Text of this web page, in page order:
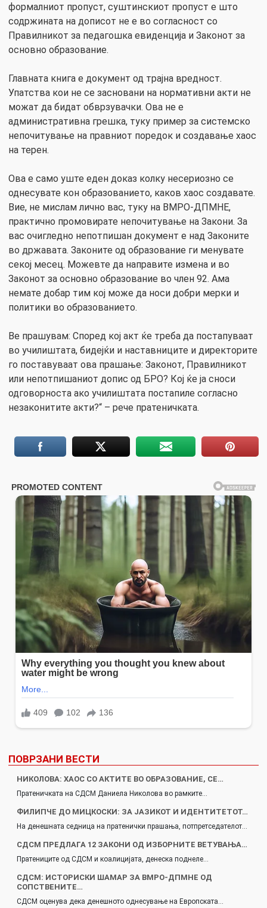
формалниот пропуст, суштинскиот пропуст е што
содржината на дописот не е во согласност со
Правилникот за педагошка евиденција и Законот за
основно образование.
Главната книга е документ од трајна вредност.
Упатства кои не се засновани на нормативни акти не
можат да бидат обврзувачки. Ова не е
административна грешка, туку пример за системско
непочитување на правниот поредок и создавање хаос
на терен.
Ова е само уште еден доказ колку несериозно се
однесувате кон образованието, каков хаос создавате.
Вие, не мислам лично вас, туку на ВМРО-ДПМНЕ,
практично промовирате непочитување на Закони. За
вас очигледно непотпишан документ е над Законите
во државата. Законите од образование ги менувате
секој месец. Можевте да направите измена и во
Законот за основно образование во член 92. Ама
немате добар тим кој може да носи добри мерки и
политики во образованието.
Ве прашувам: Според кој акт ќе треба да постапуваат
во училиштата, бидејќи и наставниците и директорите
го поставуваат ова прашање: Законот, Правилникот
или непотпишаниот допис од БРО? Кој ќе ја сноси
одговорноста ако училиштата постапиле согласно
незаконитите акти?“ – рече пратеничката.
ПОВРЗАНИ ВЕСТИ
НИКОЛОВА: ХАОС СО АКТИТЕ ВО ОБРАЗОВАНИЕ, СЕ…
Пратеничката на СДСМ Даниела Николова во рамките…
ФИЛИПЧЕ ДО МИЦКОСКИ: ЗА ЈАЗИКОТ И ИДЕНТИТЕТОТ…
На денешната седница на пратенички прашања, потпретседателот…
СДСМ ПРЕДЛАГА 12 ЗАКОНИ ОД ИЗБОРНИТЕ ВЕТУВАЊА…
Пратениците од СДСМ и коалицијата, денеска поднеле…
СДСМ: ИСТОРИСКИ ШАМАР ЗА ВМРО-ДПМНЕ ОД
СОПСТВЕНИТЕ…
СДСМ оценува дека денешното однесување на Европската…